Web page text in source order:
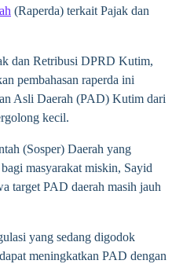
(Raperda) terkait Pajak dan
dan Retribusi DPRD Kutim,
pembahasan raperda ini
Asli Daerah (PAD) Kutim dari
kecil.
(Sosper) Daerah yang
masyarakat miskin, Sayid
target PAD daerah masih jauh
yang sedang digodok
meningkatkan PAD dengan